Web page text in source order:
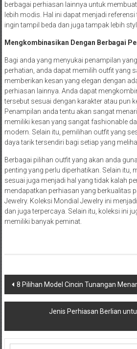
berbagai perhiasan lainnya untuk
lebih modis. Hal ini dapat menjadi
ingin tampil beda dan juga tampak lebih
Mengkombinasikan Dengan Berbagai
Bagi anda yang menyukai penampilan
perhatian, anda dapat memilih outfit yang
memberikan kesan yang elegan dengan
perhiasan lainnya. Anda dapat
tersebut sesuai dengan karakter atau pun
Penampilan anda tentu akan sangat
memiliki kesan yang sangat fashionable
modern. Selain itu, pemilihan outfit yang
daya tarik tersendiri bagi setiap yang
Berbagai pilihan outfit yang akan anda
penting yang perlu diperhatikan. Selain itu,
sesuai juga menjadi hal yang tidak kalah
mendapatkan perhiasan yang berkualitas
Jewelry. Koleksi Mondial Jewelry ini
dan juga terpercaya. Selain itu, koleksi ini
memiliki banyak peminat.
Navigasi
pos
8 Pilihan Model Cincin Tunangan
Jenis Perhiasan Berlian